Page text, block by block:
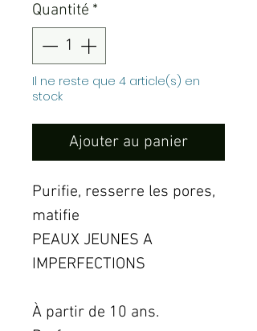
Quantité *
Il ne reste que 4 article(s) en
stock
Ajouter au panier
Purifie, resserre les pores,
matifie
PEAUX JEUNES A
IMPERFECTIONS
À partir de 10 ans.